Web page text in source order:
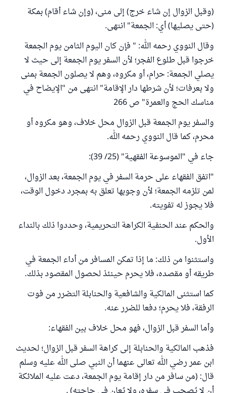
(وقبل الزوال إن شاء خرج) إلى منى، (وإن شاء أقام) بمكة
(حتى يصليها) أي: الجمعة" انتهى.
وقال النووي رحمه الله: " فإن كان اليوم الثامن يوم الجمعة
خرجوا قبل طلوع الفجر؛ لأن السفر يوم الجمعة إلى حيث لا
يصلي الجمعة: حرام، أو مكروه، وهم لا يصلون الجمعة بمنى
ولا بعرفات؛ لأن شرطها دار الإقامة" انتهى من "الإيضاح في
مناسك الحج والعمرة" ص 266
والسفر يوم الجمعة قبل الزوال محل خلاف، وهو مكروه أو
محرم، كما قال النووي رحمه الله.
جاء في "الموسوعة الفقهية" (25/ 39):
"اتفق الفقهاء على حرمة السفر في يوم الجمعة، بعد الزوال،
لمن تلزمه الجمعة؛ لأن وجوبها تعلق به بمجرد دخول الوقت،
فلا يجوز له تفويته.
والحكم عند الحنفية الكراهة التحريمية، وحددوا ذلك بالنداء
الأول.
واستثنوا من ذلك: ما إذا تمكن المسافر من أداء الجمعة في
طريقه أو مقصده، فلا يحرم حينئذ لحصول المقصود بذلك.
كما استثنى المالكية والشافعية والحنابلة التضرر من فوت
الرفقة، فلا يحرم؛ دفعا للضرر عنه.
وأما السفر قبل الزوال، فهو محل خلاف بين الفقهاء:
فذهب المالكية والحنابلة إلى كراهة السفر قبل الزوال؛ لحديث
ابن عمر رضي الله تعالى عنهما أن النبي صلى الله عليه وسلم
قال: (من سافر من دار إقامة يوم الجمعة، دعت عليه الملائكة